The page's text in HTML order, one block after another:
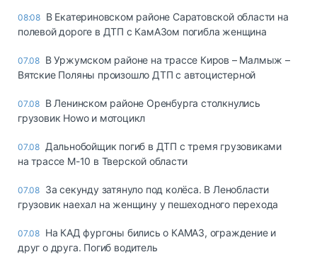
08:08 В Екатериновском районе Саратовской области на
полевой дороге в ДТП с КамАЗом погибла женщина
07.08 В Уржумском районе на трассе Киров – Малмыж –
Вятские Поляны произошло ДТП с автоцистерной
07.08 В Ленинском районе Оренбурга столкнулись
грузовик Howo и мотоцикл
07.08 Дальнобойщик погиб в ДТП с тремя грузовиками
на трассе М-10 в Тверской области
07.08 За секунду затянуло под колёса. В Ленобласти
грузовик наехал на женщину у пешеходного перехода
07.08 На КАД фургоны бились о КАМАЗ, ограждение и
друг о друга. Погиб водитель